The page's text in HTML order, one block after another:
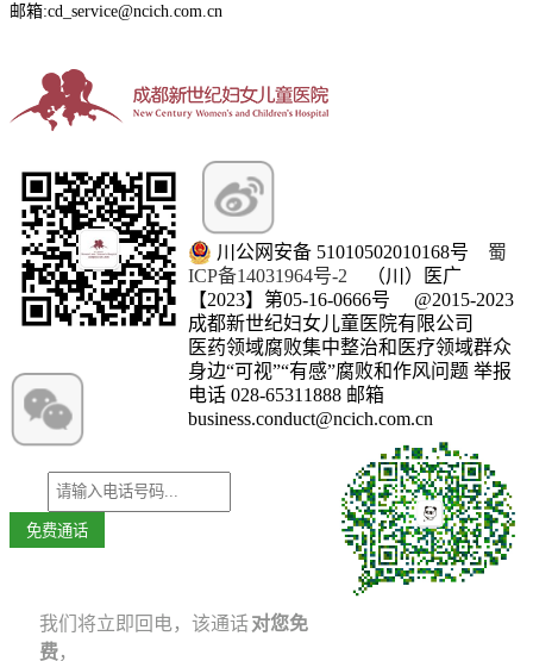
邮箱:cd_service@ncich.com.cn
川公网安备 51010502010168号 蜀
ICP备14031964号-2 （川）医广
【2023】第05-16-0666号 @2015-2023
成都新世纪妇女儿童医院有限公司
医药领域腐败集中整治和医疗领域群众
身边“可视”“有感”腐败和作风问题 举报
电话 028-65311888 邮箱
business.conduct@ncich.com.cn
我们将立即回电，该通话对您免
费，